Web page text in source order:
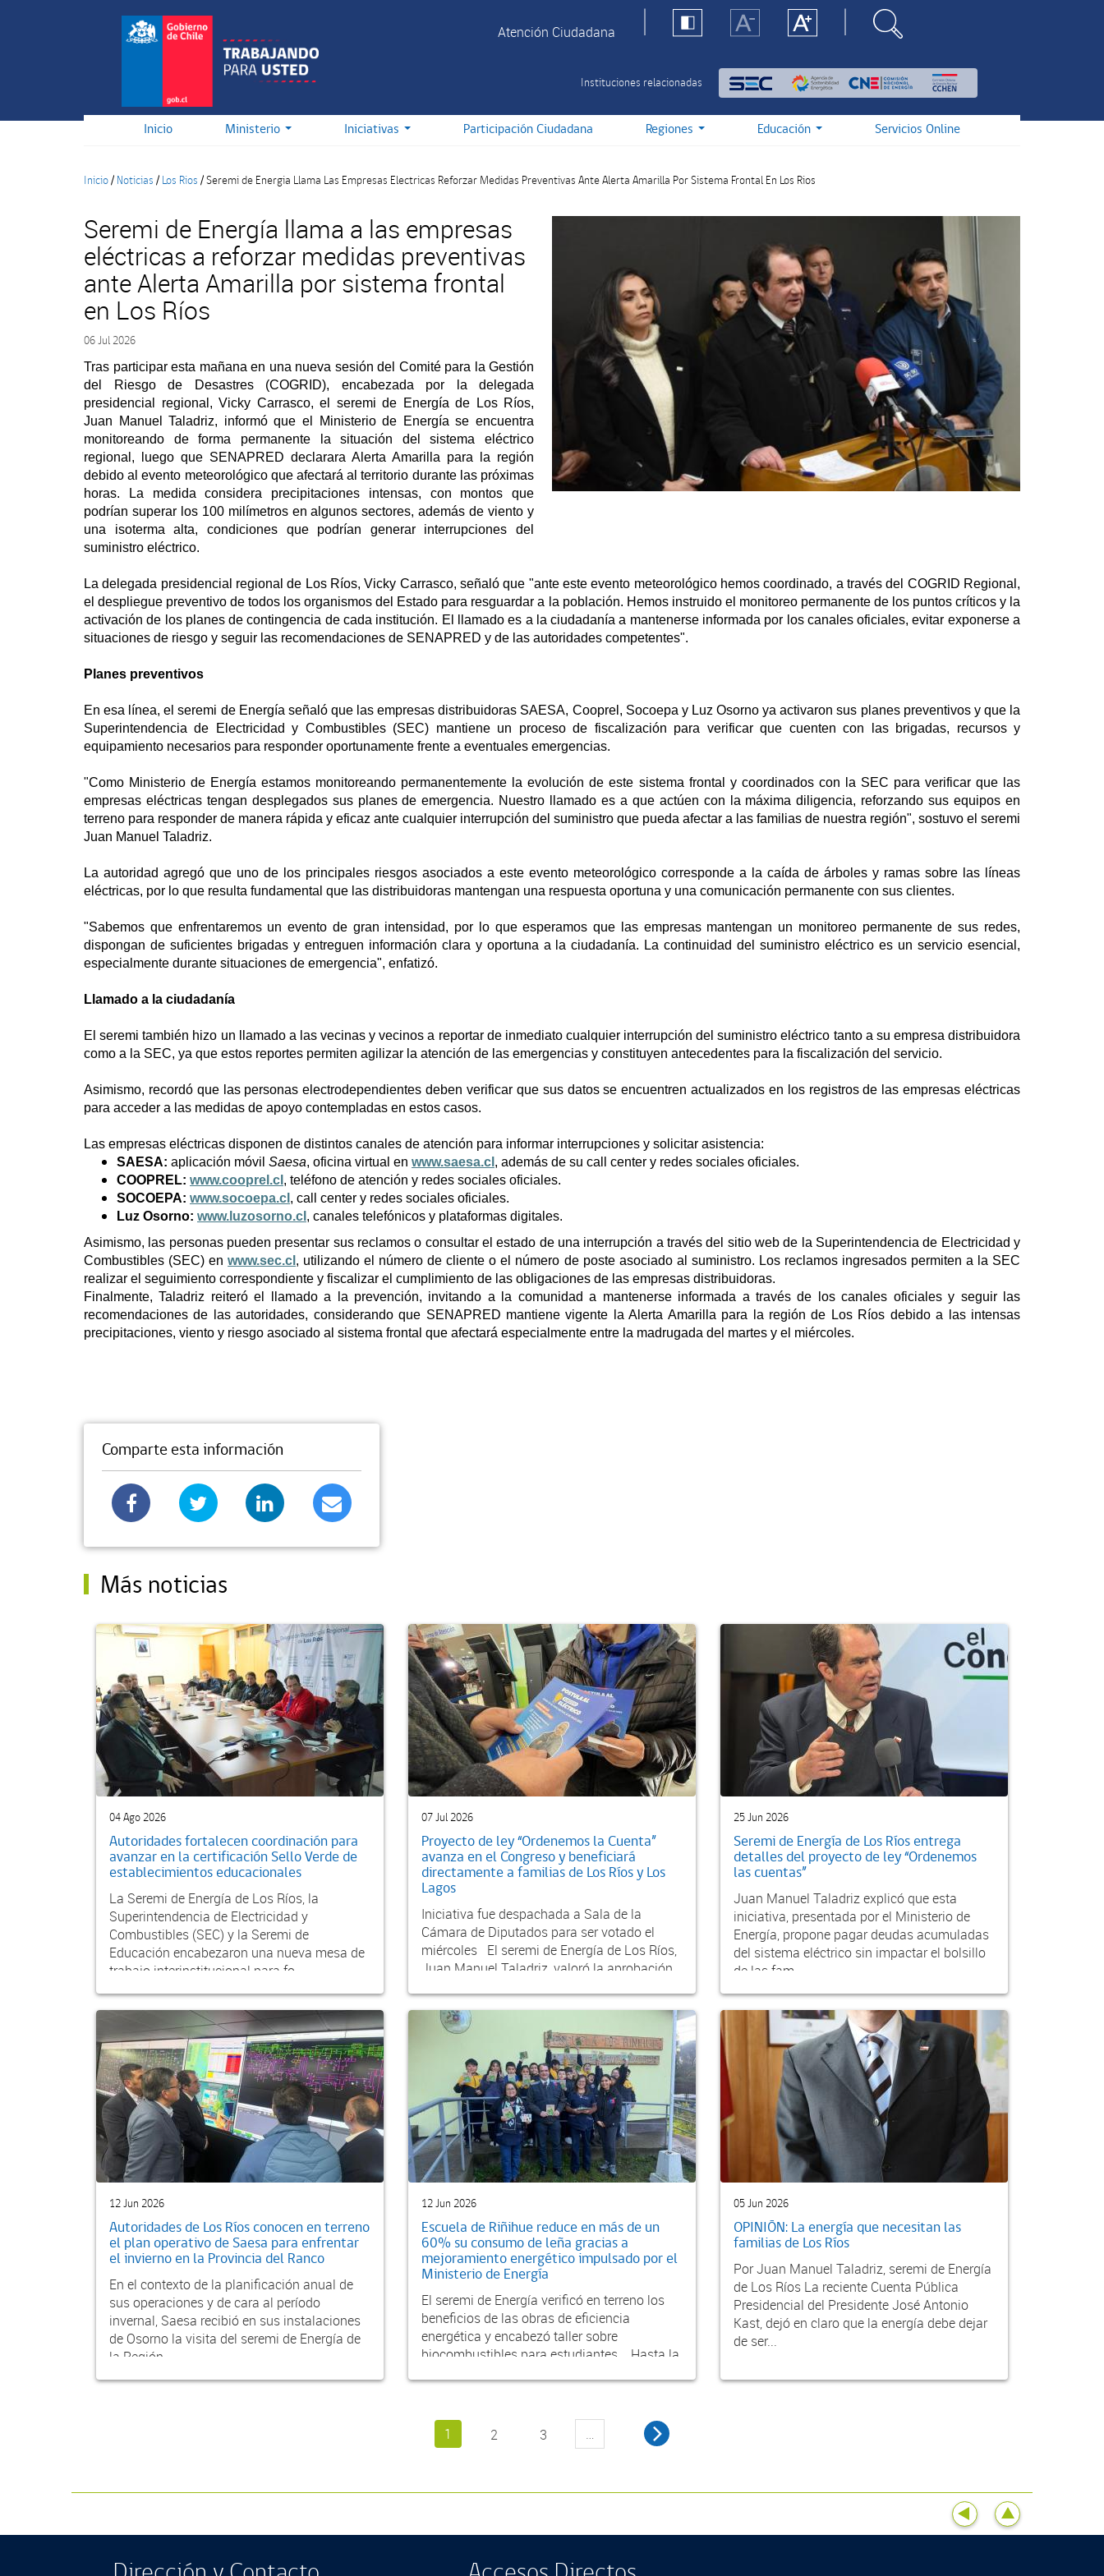
Atención Ciudadana
Instituciones relacionadas
Inicio Ministerio Iniciativas Participación Ciudadana Regiones Educación Servicios Online
Inicio/ Noticias / Los Rios /Seremi de Energia Llama Las Empresas Electricas Reforzar Medidas Preventivas Ante Alerta Amarilla Por Sistema Frontal En Los Rios
Seremi de Energía llama a las empresas
eléctricas a reforzar medidas preventivas
ante Alerta Amarilla por sistema frontal
en Los Ríos
06 Jul 2026
Tras participar esta mañana en una nueva sesión del Comité para la Gestión
del Riesgo de Desastres (COGRID), encabezada por la delegada
presidencial regional, Vicky Carrasco, el seremi de Energía de Los Ríos,
Juan Manuel Taladriz, informó que el Ministerio de Energía se encuentra
monitoreando de forma permanente la situación del sistema eléctrico
regional, luego que SENAPRED declarara Alerta Amarilla para la región
debido al evento meteorológico que afectará al territorio durante las próximas
horas. La medida considera precipitaciones intensas, con montos que
podrían superar los 100 milímetros en algunos sectores, además de viento y
una isoterma alta, condiciones que podrían generar interrupciones del
suministro eléctrico.
La delegada presidencial regional de Los Ríos, Vicky Carrasco, señaló que "ante este evento meteorológico hemos coordinado, a través del COGRID Regional,
el despliegue preventivo de todos los organismos del Estado para resguardar a la población. Hemos instruido el monitoreo permanente de los puntos críticos y la
activación de los planes de contingencia de cada institución. El llamado es a la ciudadanía a mantenerse informada por los canales oficiales, evitar exponerse a
situaciones de riesgo y seguir las recomendaciones de SENAPRED y de las autoridades competentes".
Planes preventivos
En esa línea, el seremi de Energía señaló que las empresas distribuidoras SAESA, Cooprel, Socoepa y Luz Osorno ya activaron sus planes preventivos y que la
Superintendencia de Electricidad y Combustibles (SEC) mantiene un proceso de fiscalización para verificar que cuenten con las brigadas, recursos y
equipamiento necesarios para responder oportunamente frente a eventuales emergencias.
"Como Ministerio de Energía estamos monitoreando permanentemente la evolución de este sistema frontal y coordinados con la SEC para verificar que las
empresas eléctricas tengan desplegados sus planes de emergencia. Nuestro llamado es a que actúen con la máxima diligencia, reforzando sus equipos en
terreno para responder de manera rápida y eficaz ante cualquier interrupción del suministro que pueda afectar a las familias de nuestra región", sostuvo el seremi
Juan Manuel Taladriz.
La autoridad agregó que uno de los principales riesgos asociados a este evento meteorológico corresponde a la caída de árboles y ramas sobre las líneas
eléctricas, por lo que resulta fundamental que las distribuidoras mantengan una respuesta oportuna y una comunicación permanente con sus clientes.
"Sabemos que enfrentaremos un evento de gran intensidad, por lo que esperamos que las empresas mantengan un monitoreo permanente de sus redes,
dispongan de suficientes brigadas y entreguen información clara y oportuna a la ciudadanía. La continuidad del suministro eléctrico es un servicio esencial,
especialmente durante situaciones de emergencia", enfatizó.
Llamado a la ciudadanía
El seremi también hizo un llamado a las vecinas y vecinos a reportar de inmediato cualquier interrupción del suministro eléctrico tanto a su empresa distribuidora
como a la SEC, ya que estos reportes permiten agilizar la atención de las emergencias y constituyen antecedentes para la fiscalización del servicio.
Asimismo, recordó que las personas electrodependientes deben verificar que sus datos se encuentren actualizados en los registros de las empresas eléctricas
para acceder a las medidas de apoyo contempladas en estos casos.
Las empresas eléctricas disponen de distintos canales de atención para informar interrupciones y solicitar asistencia:
SAESA: aplicación móvil Saesa, oficina virtual en www.saesa.cl , además de su call center y redes sociales oficiales.
COOPREL: www.cooprel.cl , teléfono de atención y redes sociales oficiales.
SOCOEPA: www.socoepa.cl , call center y redes sociales oficiales.
Luz Osorno: www.luzosorno.cl , canales telefónicos y plataformas digitales.
Asimismo, las personas pueden presentar sus reclamos o consultar el estado de una interrupción a través del sitio web de la Superintendencia de Electricidad y
Combustibles (SEC) enwww.sec.cl , utilizando el número de cliente o el número de poste asociado al suministro. Los reclamos ingresados permiten a la SEC
realizar el seguimiento correspondiente y fiscalizar el cumplimiento de las obligaciones de las empresas distribuidoras.
Finalmente, Taladriz reiteró el llamado a la prevención, invitando a la comunidad a mantenerse informada a través de los canales oficiales y seguir las
recomendaciones de las autoridades, considerando que SENAPRED mantiene vigente la Alerta Amarilla para la región de Los Ríos debido a las intensas
precipitaciones, viento y riesgo asociado al sistema frontal que afectará especialmente entre la madrugada del martes y el miércoles.
Comparte esta información
Más noticias
04 Ago 2026
Autoridades fortalecen coordinación para
avanzar en la certificación Sello Verde de
establecimientos educacionales
La Seremi de Energía de Los Ríos, la
Superintendencia de Electricidad y
Combustibles (SEC) y la Seremi de
Educación encabezaron una nueva mesa de
trabajo interinstitucional para fo...
07 Jul 2026
Proyecto de ley “Ordenemos la Cuenta”
avanza en el Congreso y beneficiará
directamente a familias de Los Ríos y Los
Lagos
Iniciativa fue despachada a Sala de la
Cámara de Diputados para ser votado el
miércoles El seremi de Energía de Los Ríos,
Juan Manuel Taladriz, valoró la aprobación
25 Jun 2026
Seremi de Energía de Los Ríos entrega
detalles del proyecto de ley “Ordenemos
las cuentas”
Juan Manuel Taladriz explicó que esta
iniciativa, presentada por el Ministerio de
Energía, propone pagar deudas acumuladas
del sistema eléctrico sin impactar el bolsillo
de las fam...
12 Jun 2026
Autoridades de Los Ríos conocen en terreno
el plan operativo de Saesa para enfrentar
el invierno en la Provincia del Ranco
En el contexto de la planificación anual de
sus operaciones y de cara al período
invernal, Saesa recibió en sus instalaciones
de Osorno la visita del seremi de Energía de
la Región...
12 Jun 2026
Escuela de Riñihue reduce en más de un
60% su consumo de leña gracias a
mejoramiento energético impulsado por el
Ministerio de Energía
El seremi de Energía verificó en terreno los
beneficios de las obras de eficiencia
energética y encabezó taller sobre
biocombustibles para estudiantes. Hasta la
05 Jun 2026
OPINIÓN: La energía que necesitan las
familias de Los Ríos
Por Juan Manuel Taladriz, seremi de Energía
de Los Ríos La reciente Cuenta Pública
Presidencial del Presidente José Antonio
Kast, dejó en claro que la energía debe dejar
de ser...
1 2 3 …